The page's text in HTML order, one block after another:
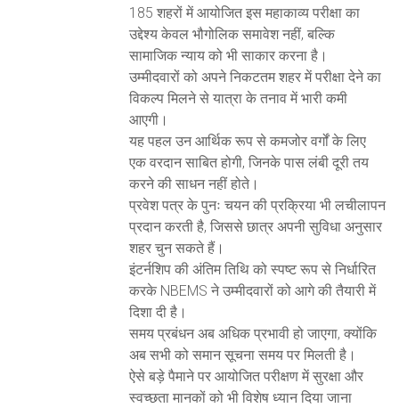
185 शहरों में आयोजित इस महाकाव्य परीक्षा का
उद्देश्य केवल भौगोलिक समावेश नहीं, बल्कि
सामाजिक न्याय को भी साकार करना है।
उम्मीदवारों को अपने निकटतम शहर में परीक्षा देने का
विकल्प मिलने से यात्रा के तनाव में भारी कमी
आएगी।
यह पहल उन आर्थिक रूप से कमजोर वर्गों के लिए
एक वरदान साबित होगी, जिनके पास लंबी दूरी तय
करने की साधन नहीं होते।
प्रवेश पत्र के पुनः चयन की प्रक्रिया भी लचीलापन
प्रदान करती है, जिससे छात्र अपनी सुविधा अनुसार
शहर चुन सकते हैं।
इंटर्नशिप की अंतिम तिथि को स्पष्ट रूप से निर्धारित
करके NBEMS ने उम्मीदवारों को आगे की तैयारी में
दिशा दी है।
समय प्रबंधन अब अधिक प्रभावी हो जाएगा, क्योंकि
अब सभी को समान सूचना समय पर मिलती है।
ऐसे बड़े पैमाने पर आयोजित परीक्षण में सुरक्षा और
स्वच्छता मानकों को भी विशेष ध्यान दिया जाना